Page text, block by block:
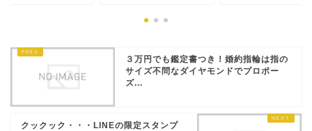
３万円でも鑑定書つき！婚約指輪は指の
サイズ不問なダイヤモンドでプロポー
ズ...
クックック・・・LINEの限定スタンプ